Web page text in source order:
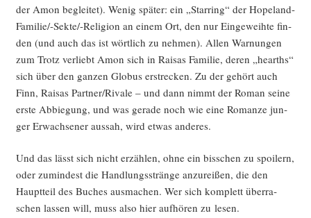
der Amon beglei­tet). Wenig spä­ter: ein „Star­ring“ der Hope­land-
Fami­lie/-Sek­te/-Reli­gi­on an einem Ort, den nur Ein­ge­weih­te fin­
den (und auch das ist wört­lich zu neh­men). Allen War­nun­gen
zum Trotz ver­liebt Amon sich in Raisas Fami­lie, deren „hearths“
sich über den gan­zen Glo­bus erstre­cken. Zu der gehört auch
Finn, Raisas Partner/Rivale – und dann nimmt der Roman sei­ne
ers­te Abbie­gung, und was gera­de noch wie eine Roman­ze jun­
ger Erwach­se­ner aus­sah, wird etwas anderes.
Und das lässt sich nicht erzäh­len, ohne ein biss­chen zu spoi­lern,
oder zumin­dest die Hand­lungs­strän­ge anzu­rei­ßen, die den
Haupt­teil des Buches aus­ma­chen. Wer sich kom­plett über­ra­
schen las­sen will, muss also hier auf­hö­ren zu lesen.